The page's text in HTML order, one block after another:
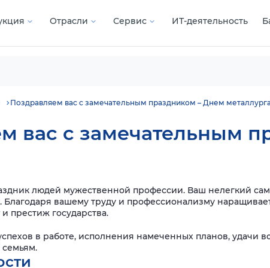
Отрасли Сервис ИТ-деятельность
Поздравляем вас с замечательным праздником – Днем
вас с замечательным
людей мужественной профессии. Ваш нелегкий
Благодаря вашему труду и профессионализму
престиж государства.
в работе, исполнения намеченных планов, удачи